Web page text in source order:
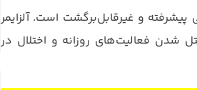
و غیرقابل‌برگشت است. آلزایمر
شدن فعالیت‌های روزانه و اختلال در